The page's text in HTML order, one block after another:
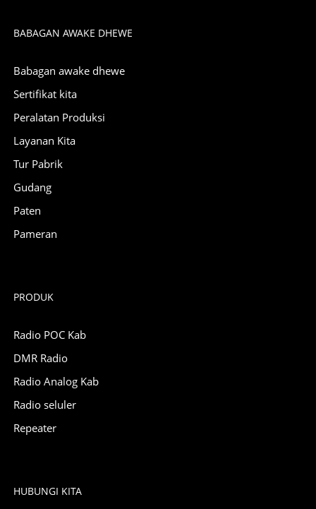
BABAGAN AWAKE DHEWE
Babagan awake dhewe
Sertifikat kita
Peralatan Produksi
Layanan Kita
Tur Pabrik
Gudang
Paten
Pameran
PRODUK
Radio POC Kab
DMR Radio
Radio Analog Kab
Radio seluler
Repeater
HUBUNGI KITA